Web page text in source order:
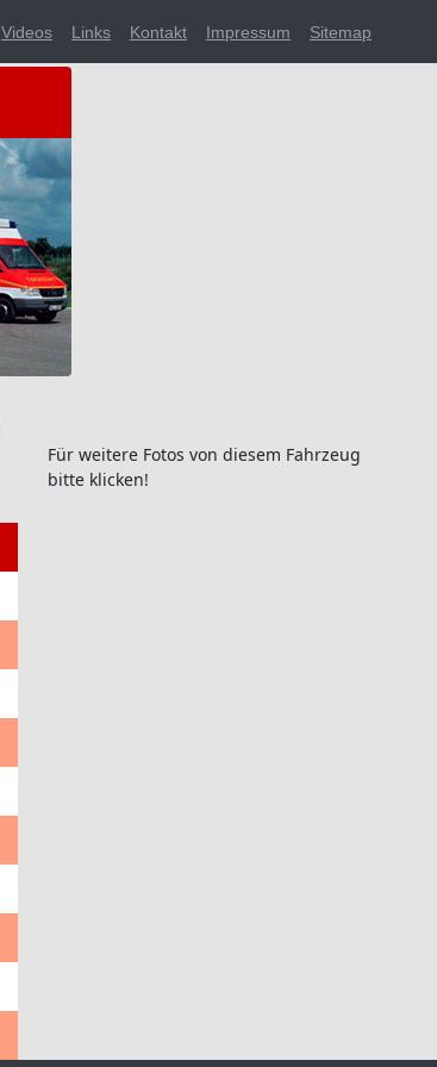
Videos Links Kontakt Impressum Sitemap
Für weitere Fotos von diesem Fahrzeug
bitte klicken!